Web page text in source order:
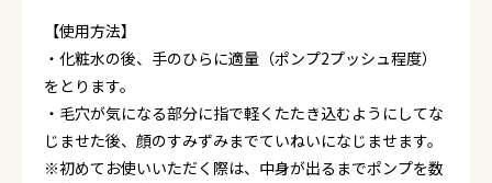
【使用方法】
・化粧水の後、手のひらに適量（ポンプ2プッシュ程度）
をとります。
・毛穴が気になる部分に指で軽くたたき込むようにしてな
じませた後、顔のすみずみまでていねいになじませます。
※初めてお使いいただく際は、中身が出るまでポンプを数